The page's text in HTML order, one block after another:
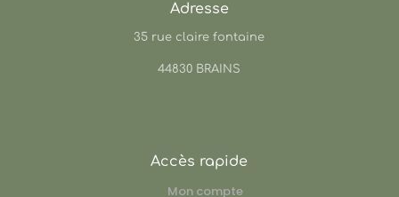
Adresse
35 rue claire fontaine
44830 BRAINS
Accès rapide
Mon compte